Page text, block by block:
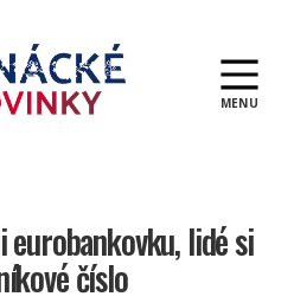
MENU
eurobankovku, lidé si
číslo